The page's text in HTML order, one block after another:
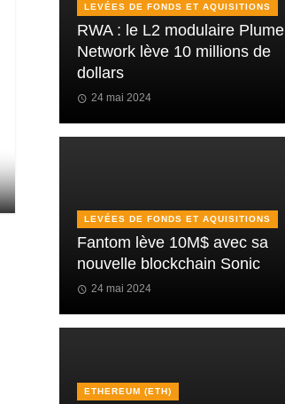
LEVÉES DE FONDS ET AQUISITIONS
RWA : le L2 modulaire Plume
Network lève 10 millions de
dollars
24 mai 2024
LEVÉES DE FONDS ET AQUISITIONS
Fantom lève 10M$ avec sa
nouvelle blockchain Sonic
24 mai 2024
ETHEREUM (ETH)